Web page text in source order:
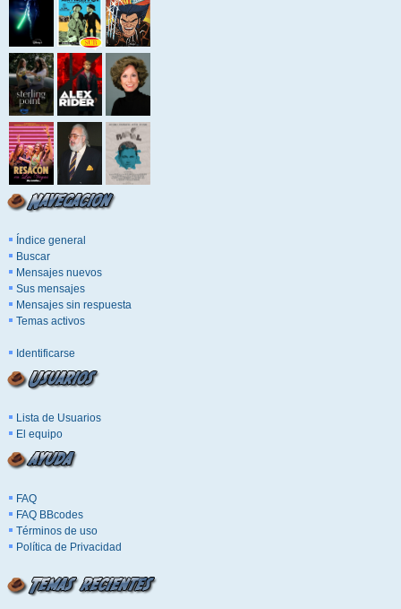
Índice general
Buscar
Mensajes nuevos
Sus mensajes
Mensajes sin respuesta
Temas activos
Identificarse
Lista de Usuarios
El equipo
FAQ
FAQ BBcodes
Términos de uso
Política de Privacidad